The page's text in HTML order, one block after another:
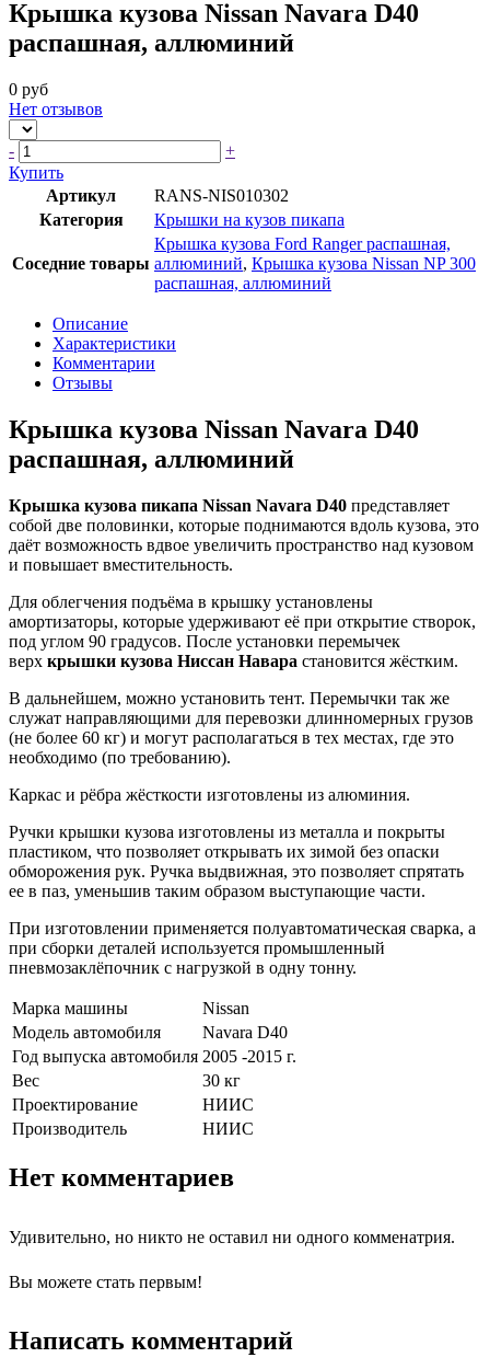
Крышка кузова Nissan Navara D40
распашная, аллюминий
0 руб
Нет отзывов
-
+
Купить
Артикул
RANS-NIS010302
Категория
Крышки на кузов пикапа
Соседние товары
Крышка кузова Ford Ranger распашная,
аллюминий, Крышка кузова Nissan NP 300
распашная, аллюминий
Описание
Характеристики
Комментарии
Отзывы
Крышка кузова Nissan Navara D40
распашная, аллюминий
Крышка кузова пикапа Nissan Navara D40 представляет
собой две половинки, которые поднимаются вдоль кузова, это
даёт возможность вдвое увеличить пространство над кузовом
и повышает вместительность.
Для облегчения подъёма в крышку установлены
амортизаторы, которые удерживают её при открытие створок,
под углом 90 градусов. После установки перемычек
верх крышки кузова Ниссан Навара становится жёстким.
В дальнейшем, можно установить тент. Перемычки так же
служат направляющими для перевозки длинномерных грузов
(не более 60 кг) и могут располагаться в тех местах, где это
необходимо (по требованию).
Каркас и рёбра жёсткости изготовлены из алюминия.
Ручки крышки кузова изготовлены из металла и покрыты
пластиком, что позволяет открывать их зимой без опаски
обморожения рук. Ручка выдвижная, это позволяет спрятать
ее в паз, уменьшив таким образом выступающие части.
При изготовлении применяется полуавтоматическая сварка, а
при сборки деталей используется промышленный
пневмозаклёпочник с нагрузкой в одну тонну.
Марка машины
Nissan
Модель автомобиля
Navara D40
Год выпуска автомобиля 2005 -2015 г.
Вес
30 кг
Проектирование
НИИС
Производитель
НИИС
Нет комментариев
Удивительно, но никто не оставил ни одного комменатрия.
Вы можете стать первым!
Написать комментарий